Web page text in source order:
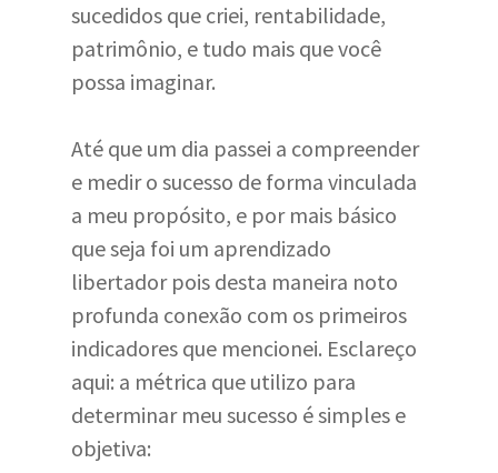
sucedidos que criei, rentabilidade,
patrimônio, e tudo mais que você
possa imaginar.
Até que um dia passei a compreender
e medir o sucesso de forma vinculada
a meu propósito, e por mais básico
que seja foi um aprendizado
libertador pois desta maneira noto
profunda conexão com os primeiros
indicadores que mencionei. Esclareço
aqui: a métrica que utilizo para
determinar meu sucesso é simples e
objetiva: